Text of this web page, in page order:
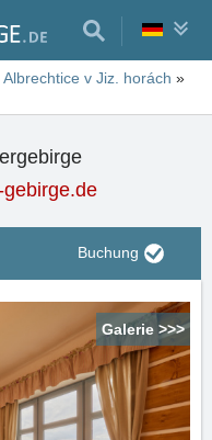
Albrechtice v Jiz. horách »
Buchung
Galerie >>>